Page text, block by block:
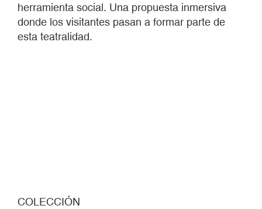
herramienta social. Una propuesta inmersiva
donde los visitantes pasan a formar parte de
esta teatralidad.
COLECCIÓN